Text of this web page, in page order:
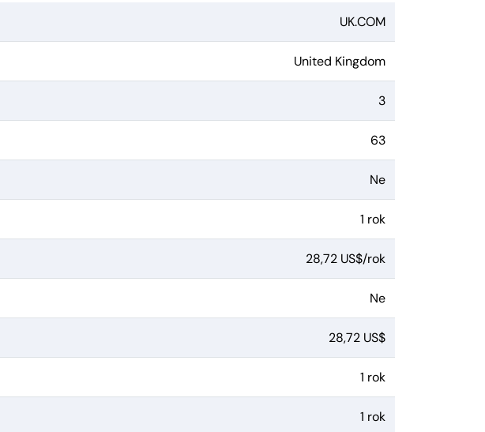
UK.COM
United Kingdom
3
63
Ne
1 rok
28,72 US$/rok
Ne
28,72 US$
1 rok
1 rok